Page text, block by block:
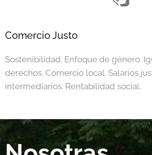
Comercio Justo
Sostenibilidad. Enfoque de género.
derechos. Comercio local. Salarios
intermediarios. Rentabilidad social.